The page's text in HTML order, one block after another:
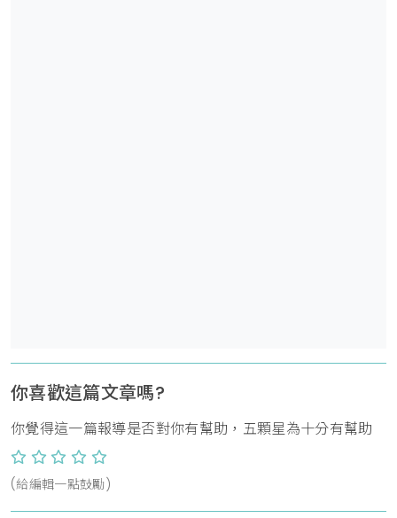
你喜歡這篇文章嗎?
你覺得這一篇報導是否對你有幫助，五顆星為十分有幫助
(給編輯一點鼓勵)